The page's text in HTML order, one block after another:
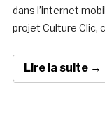
dans l’internet
projet Culture Clic,
Lire la suite →